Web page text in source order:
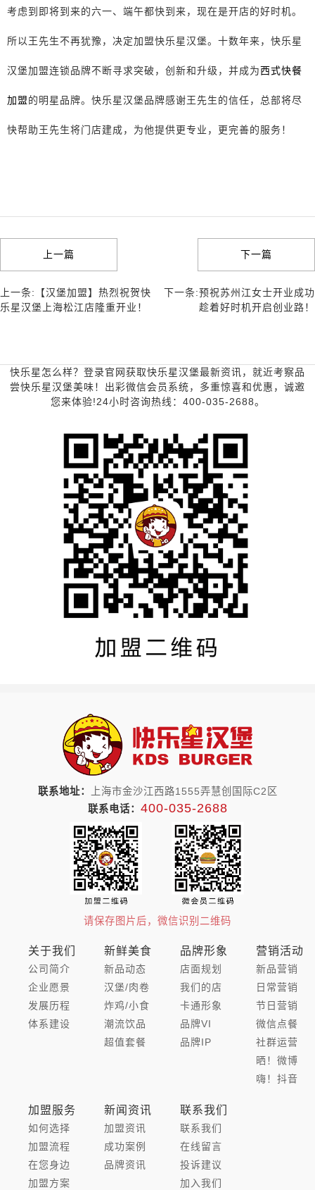
考虑到即将到来的六一、端午都快到来，现在是开店的好时机。
所以王先生不再犹豫，决定加盟快乐星汉堡。十数年来，快乐星
汉堡加盟连锁品牌不断寻求突破，创新和升级，并成为西式快餐
加盟的明星品牌。快乐星汉堡品牌感谢王先生的信任，总部将尽
快帮助王先生将门店建成，为他提供更专业，更完善的服务！
上一篇
上一条:【汉堡加盟】热烈祝贺快
乐星汉堡上海松江店隆重开业！
下一篇
下一条:预祝苏州江女士开业成功
趁着好时机开启创业路！
快乐星怎么样？登录官网获取快乐星汉堡最新资讯，就近考察品
尝快乐星汉堡美味！出彩微信会员系统，多重惊喜和优惠，诚邀
您来体验!24小时咨询热线：400-035-2688。
联系地址：
上海市金沙江西路1555弄慧创国际C2区
联系电话： 400-035-2688
请保存图片后，微信识别二维码
关于我们
公司简介
企业愿景
发展历程
体系建设
新鲜美食
新品动态
汉堡/肉卷
炸鸡/小食
潮流饮品
超值套餐
品牌形象
店面规划
我们的店
卡通形象
品牌VI
品牌IP
营销活动
新品营销
日常营销
节日营销
微信点餐
社群运营
晒！微博
嗨！抖音
加盟服务
如何选择
加盟流程
在您身边
加盟方案
新闻资讯
加盟资讯
成功案例
品牌资讯
联系我们
联系我们
在线留言
投诉建议
加入我们